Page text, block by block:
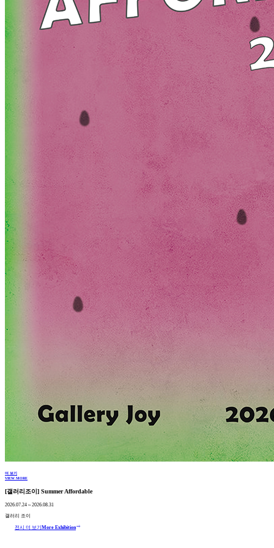
더 보기
VIEW MORE
[갤러리조이] Summer Affordable
2026.07.24 ~ 2026.08.31
갤러리 조이
전시 더 보기 More Exhibitioneast